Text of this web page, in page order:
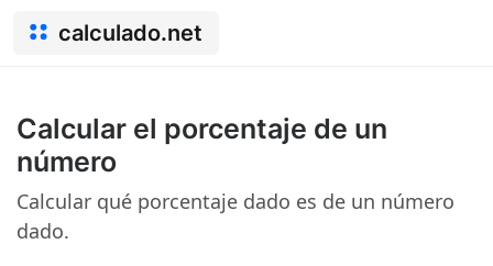
calculado.net
Calcular el porcentaje de un
número
Calcular qué porcentaje dado es de un número
dado.